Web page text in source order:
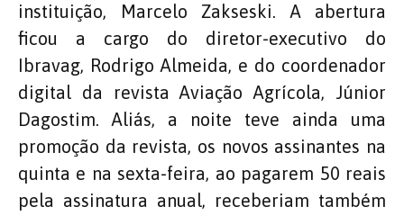
instituição, Marcelo Zakseski. A abertura
ficou a cargo do diretor-executivo do
Ibravag, Rodrigo Almeida, e do coordenador
digital da revista Aviação Agrícola, Júnior
Dagostim. Aliás, a noite teve ainda uma
promoção da revista, os novos assinantes na
quinta e na sexta-feira, ao pagarem 50 reais
pela assinatura anual, receberiam também